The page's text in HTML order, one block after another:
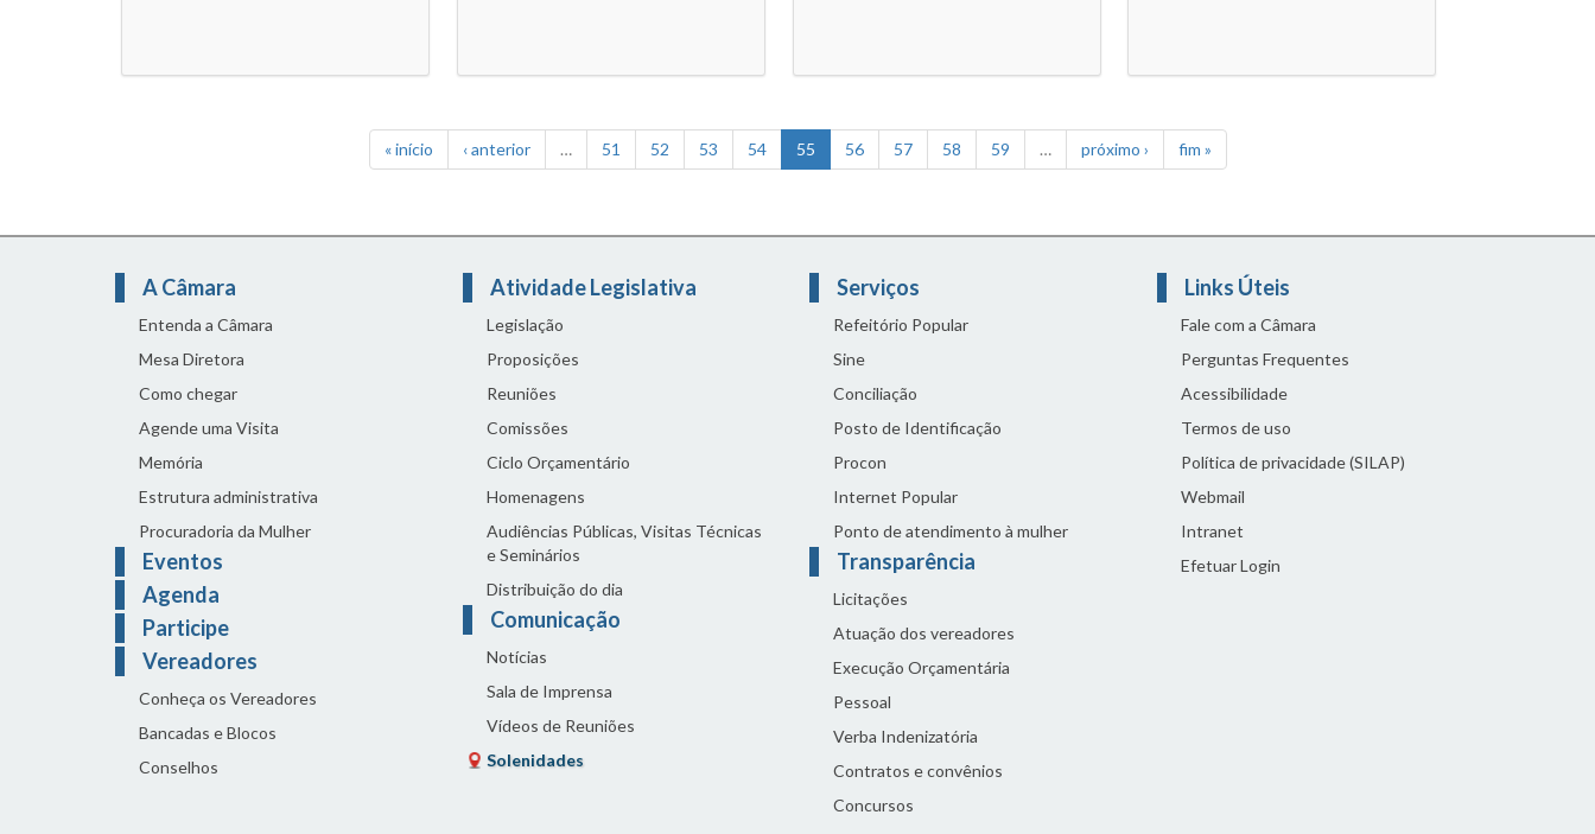
« início ‹ anterior … 51 52 53 54 55 56 57 58 59 … próximo › fim »
A Câmara
Entenda a Câmara
Mesa Diretora
Como chegar
Agende uma Visita
Memória
Estrutura administrativa
Procuradoria da Mulher
Eventos
Agenda
Participe
Vereadores
Conheça os Vereadores
Bancadas e Blocos
Conselhos
Atividade Legislativa
Legislação
Proposições
Reuniões
Comissões
Ciclo Orçamentário
Homenagens
Audiências Públicas, Visitas Técnicas
e Seminários
Distribuição do dia
Comunicação
Notícias
Sala de Imprensa
Vídeos de Reuniões
Solenidades
Serviços
Refeitório Popular
Sine
Conciliação
Posto de Identificação
Procon
Internet Popular
Ponto de atendimento à mulher
Transparência
Licitações
Atuação dos vereadores
Execução Orçamentária
Pessoal
Verba Indenizatória
Contratos e convênios
Concursos
Links Úteis
Fale com a Câmara
Perguntas Frequentes
Acessibilidade
Termos de uso
Política de privacidade (SILAP)
Webmail
Intranet
Efetuar Login